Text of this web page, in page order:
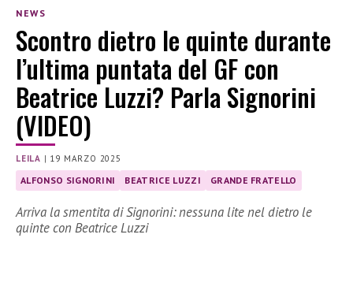
NEWS
Scontro dietro le quinte durante
l’ultima puntata del GF con
Beatrice Luzzi? Parla Signorini
(VIDEO)
LEILA | 19 MARZO 2025
ALFONSO SIGNORINI BEATRICE LUZZI GRANDE FRATELLO
Arriva la smentita di Signorini: nessuna lite nel dietro le
quinte con Beatrice Luzzi